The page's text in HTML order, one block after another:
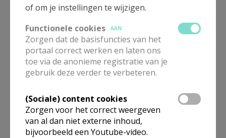
In deze kerk vinden geen weekendvieringen plaats. Via de
onderstaande lijst kan je het aanbod van kerken in de buurt
raadplegen.
of om je instellingen te wijzigen.
Functionele cookies
AAN
Zorgen dat de basisfuncties van het
portaal correct werken en laten ons
toe via de anonieme registratie van je
gebruik deze verder te verbeteren.
(Sociale) content cookies
Zorgen voor het correct weergeven
van al dan niet externe inhoud,
bijvoorbeeld een Youtube-video.